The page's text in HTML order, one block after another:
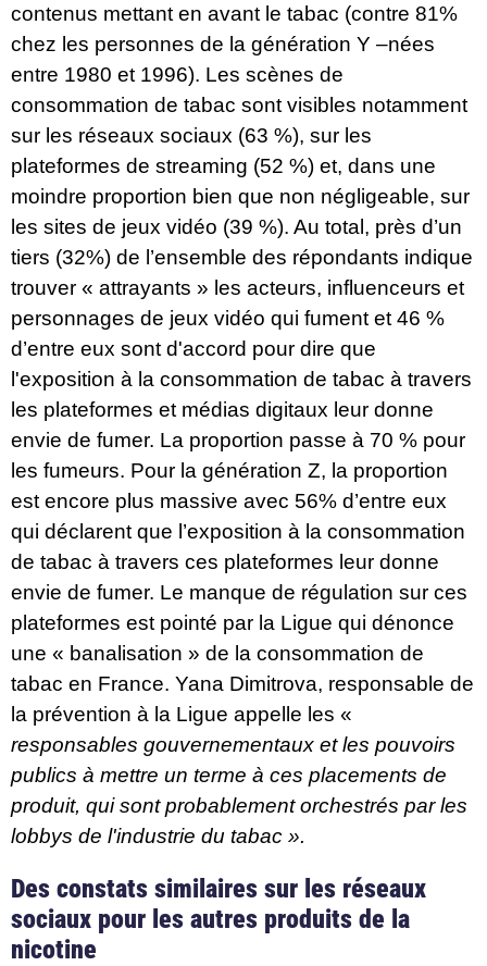
contenus mettant en avant le tabac (contre 81%
chez les personnes de la génération Y –nées
entre 1980 et 1996). Les scènes de
consommation de tabac sont visibles notamment
sur les réseaux sociaux (63 %), sur les
plateformes de streaming (52 %) et, dans une
moindre proportion bien que non négligeable, sur
les sites de jeux vidéo (39 %). Au total, près d’un
tiers (32%) de l’ensemble des répondants indique
trouver « attrayants » les acteurs, influenceurs et
personnages de jeux vidéo qui fument et 46 %
d’entre eux sont d'accord pour dire que
l'exposition à la consommation de tabac à travers
les plateformes et médias digitaux leur donne
envie de fumer. La proportion passe à 70 % pour
les fumeurs. Pour la génération Z, la proportion
est encore plus massive avec 56% d’entre eux
qui déclarent que l’exposition à la consommation
de tabac à travers ces plateformes leur donne
envie de fumer. Le manque de régulation sur ces
plateformes est pointé par la Ligue qui dénonce
une « banalisation » de la consommation de
tabac en France. Yana Dimitrova, responsable de
la prévention à la Ligue appelle les «
responsables gouvernementaux et les pouvoirs
publics à mettre un terme à ces placements de
produit, qui sont probablement orchestrés par les
lobbys de l'industrie du tabac ».
Des constats similaires sur les réseaux
sociaux pour les autres produits de la
nicotine